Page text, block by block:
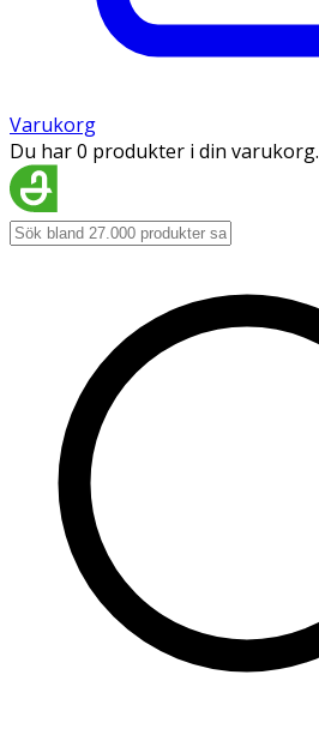
Varukorg
Du har 0 produkter i din varukorg.